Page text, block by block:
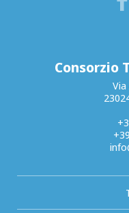
Consorzio
Via